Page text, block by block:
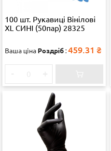
100 шт. Рукавиці Вінілові
XL СИНІ (50пар) 28325
Ваша ціна Роздріб :459.31 ₴